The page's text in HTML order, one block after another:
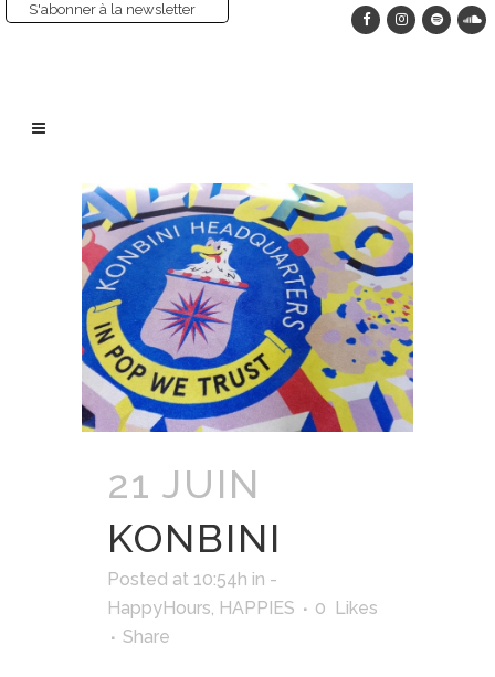
S'abonner à la newsletter
21 JUIN
KONBINI
Posted at 10:54h in -
HappyHours, HAPPIES 0 Likes
Share